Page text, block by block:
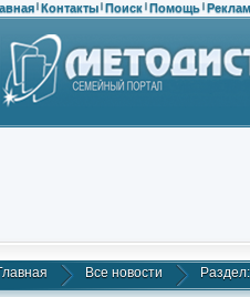
| Контакты | Поиск | Помощь |
Все новости